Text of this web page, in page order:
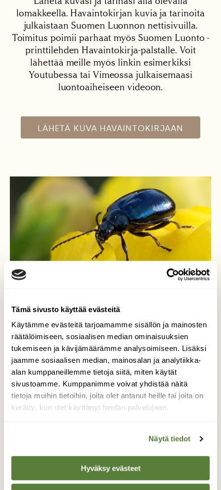
Tämä sivusto käyttää evästeitä
Käytämme evästeitä tarjoamamme sisällön ja mainosten
räätälöimiseen, sosiaalisen median ominaisuuksien
tukemiseen ja kävijämäärämme analysoimiseen. Lisäksi
jaamme sosiaalisen median, mainosalan ja analytiikka-
alan kumppaneillemme tietoja siitä, miten käytät
sivustoamme. Kumppanimme voivat yhdistää näitä
tietoja muihin tietoihin, joita olet antanut heille tai joita on
kerätty, kun olet käyttänyt heidän palvelujaan.
Näytä tiedot
Hyväksy evästeet
lomakkeella. Havaintokirjan kuvia ja tarinoita
julkaistaan Suomen Luonnon nettisivuilla.
Toimitus poimii parhaat myös Suomen Luonto -
printtilehden Havaintokirja-palstalle. Voit
lähettää meille myös linkin esimerkiksi
Youtubessa tai Vimeossa julkaisemaasi
luontoaiheiseen videoon.
LÄHETÄ KUVA HAVAINTOKIRJAAN
Idänlehtikuoriainen
Idänlehtikuoriainen tepasteli kulleron
kukalla.
Valokuvaaja: Tarja Naukkarinen, Savitaipale
22.5.2025
TAKAISIN LISTAAN